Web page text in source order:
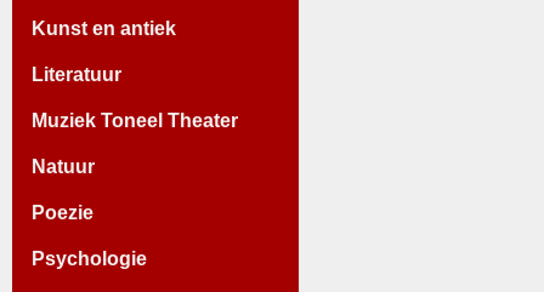
Kunst en antiek
Literatuur
Muziek Toneel Theater
Natuur
Poezie
Psychologie